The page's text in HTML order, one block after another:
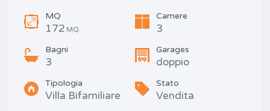
MQ
172 MQ.
Camere
3
Bagni
3
Garages
doppio
Tipologia
Villa Bifamiliare
Stato
Vendita